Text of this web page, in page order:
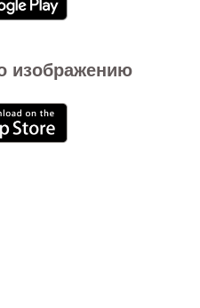
изображению